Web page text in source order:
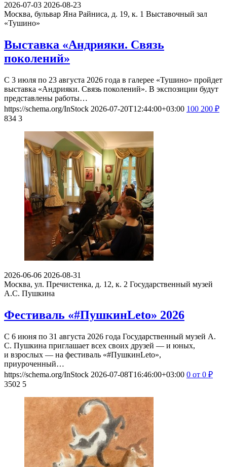
2026-07-03 2026-08-23
Москва, бульвар Яна Райниса, д. 19, к. 1 Выставочный зал
«Тушино»
Выставка «Андрияки. Связь
поколений»
С 3 июля по 23 августа 2026 года в галерее «Тушино» пройдет
выставка «Андрияки. Связь поколений». В экспозиции будут
представлены работы…
https://schema.org/InStock 2026-07-20T12:44:00+03:00 100 200 ₽
834 3
2026-06-06 2026-08-31
Москва, ул. Пречистенка, д. 12, к. 2 Государственный музей
А.С. Пушкина
Фестиваль «#ПушкинLeto» 2026
С 6 июня по 31 августа 2026 года Государственный музей А.
С. Пушкина приглашает всех своих друзей — и юных,
и взрослых — на фестиваль «#ПушкинLeto»,
приуроченный…
https://schema.org/InStock 2026-07-08T16:46:00+03:00 0 от 0 ₽
3502 5